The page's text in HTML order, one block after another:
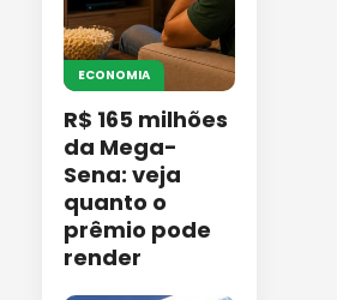
ECONOMIA
R$ 165 milhões
da Mega-
Sena: veja
quanto o
prêmio pode
render